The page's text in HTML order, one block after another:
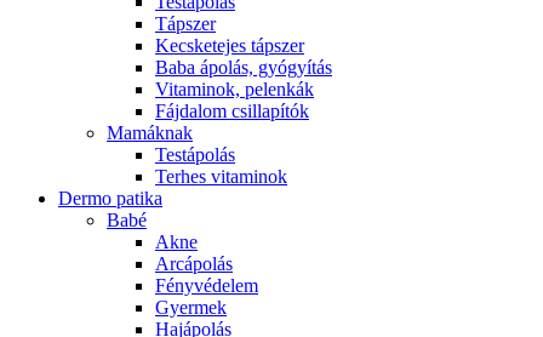
Tápszer
Kecsketejes tápszer
Baba ápolás, gyógyítás
Vitaminok, pelenkák
Fájdalom csillapítók
Mamáknak
Testápolás
Terhes vitaminok
Dermo patika
Babé
Akne
Arcápolás
Fényvédelem
Gyermek
Hajápolás